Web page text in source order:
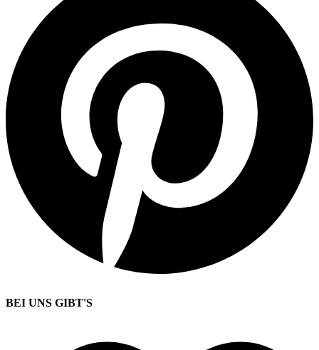
BEI UNS GIBT'S